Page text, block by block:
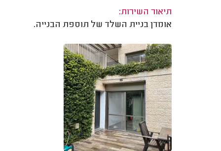
תיאור השירות:
אומדן בניית השלד של תוספת הבנייה.